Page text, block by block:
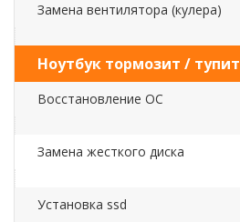
Замена вентилятора (кулера)
Ноутбук тормозит / тупит
Восстановление ОС
Замена жесткого диска
Установка ssd